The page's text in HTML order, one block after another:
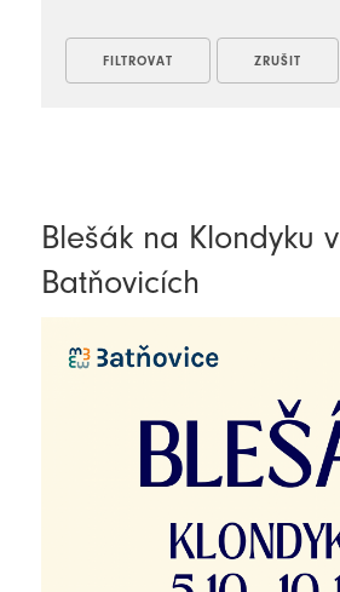
Blešák na Klondyku v
Batňovicích